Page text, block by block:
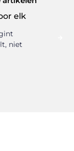
elk
niet